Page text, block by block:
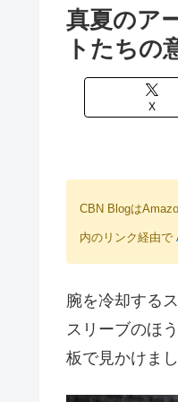
真夏のア
トたちの
X
CBN Blogは
内のリンク経由で
腕を冷却する
スリーブのほ
板で見かけまし